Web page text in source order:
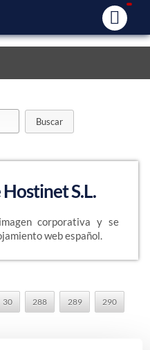
S.L.
corporativa y se
web español.
30 288 289 290